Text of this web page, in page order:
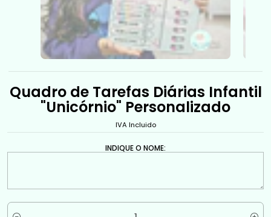
Quadro de Tarefas Diárias Infantil
"Unicórnio" Personalizado
IVA Incluido
INDIQUE O NOME: